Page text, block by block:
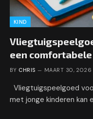
KIND
een
BY CHRIS MAART 30, 2026
Vliegtuigspeelgoed
met jonge kinderen kan